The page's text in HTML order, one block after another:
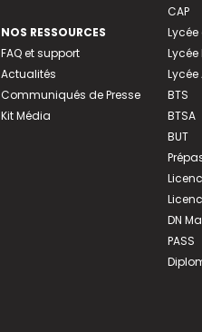
NOS RESSOURCES
FAQ et support
Actualités
Communiqués de Presse
Kit Média
CAP
Lycée
BTS
BTSA
BUT
DN
PASS